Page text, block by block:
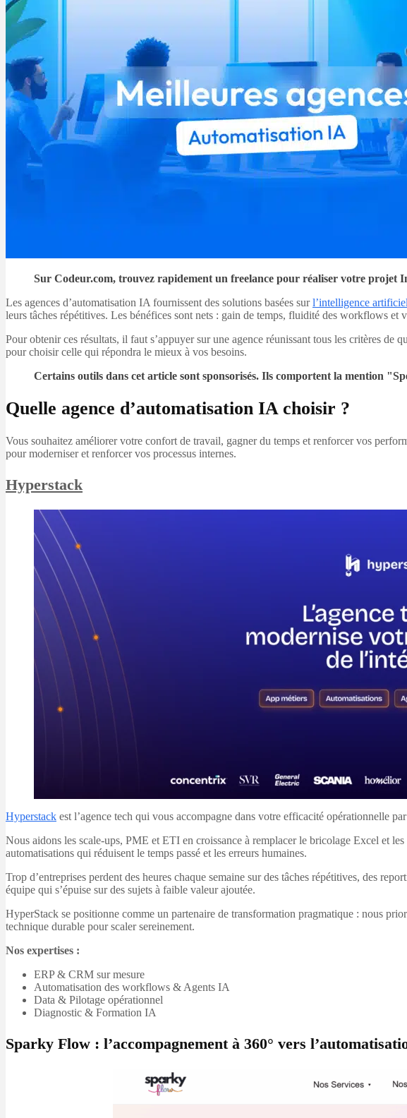
Sur Codeur.com, trouvez rapidement un freelance pour réaliser votre projet
Les agences d’automatisation IA fournissent des solutions basées surl’intelligence
leurs tâches répétitives. Les bénéfices sont nets : gain de temps, fluidité des workflows
Pour obtenir ces résultats, il faut s’appuyer sur une agence réunissant tous les critères de
pour choisir celle qui répondra le mieux à vos besoins.
Certains outils dans cet article sont sponsorisés. Ils comportent la mention
Quelle agence d’automatisation IA choisir ?
Vous souhaitez améliorer votre confort de travail, gagner du temps et renforcer vos
pour moderniser et renforcer vos processus internes.
Hyperstack
Hyperstack est l’agence tech qui vous accompagne dans votre efficacité opérationnelle
Nous aidons les scale-ups, PME et ETI en croissance à remplacer le bricolage Excel et
automatisations qui réduisent le temps passé et les erreurs humaines.
Trop d’entreprises perdent des heures chaque semaine sur des tâches répétitives, des
équipe qui s’épuise sur des sujets à faible valeur ajoutée.
HyperStack se positionne comme un partenaire de transformation pragmatique : nous
technique durable pour scaler sereinement.
Nos expertises :
ERP & CRM sur mesure
Automatisation des workflows & Agents IA
Data & Pilotage opérationnel
Diagnostic & Formation IA
Sparky Flow : l’accompagnement à 360° vers